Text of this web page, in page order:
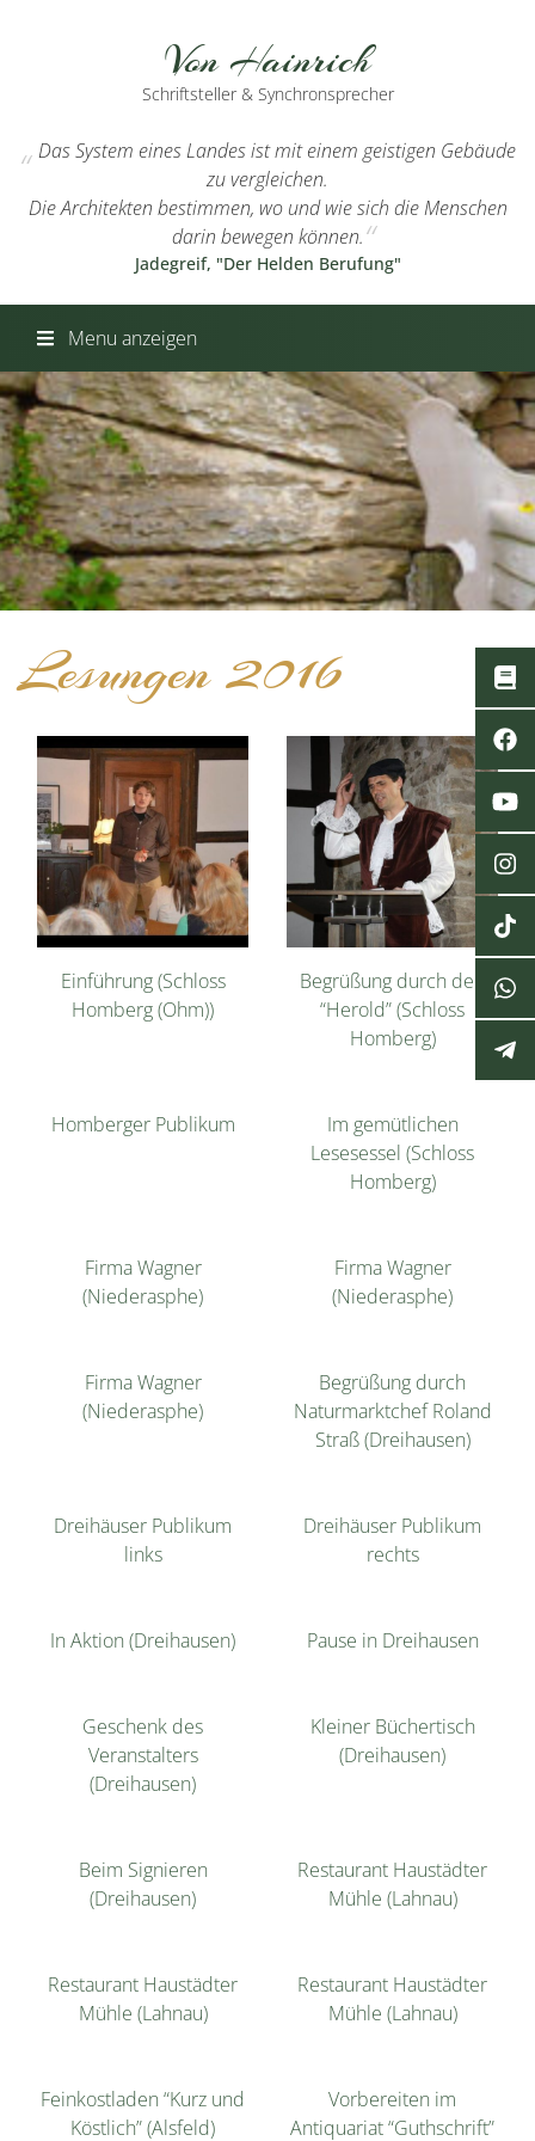
Von Hainrich
Schriftsteller & Synchronsprecher
Das System eines Landes ist mit einem geistigen Gebäude
zu vergleichen.
Die Architekten bestimmen, wo und wie sich die Menschen
darin bewegen können.
Jadegreif, "Der Helden Berufung"
Menu anzeigen
Lesungen 2016
Einführung (Schloss
Homberg (Ohm))
Begrüßung durch den
“Herold” (Schloss
Homberg)
Homberger Publikum
Im gemütlichen
Lesesessel (Schloss
Homberg)
Firma Wagner
(Niederasphe)
Firma Wagner
(Niederasphe)
Firma Wagner
(Niederasphe)
Begrüßung durch
Naturmarktchef Roland
Straß (Dreihausen)
Dreihäuser Publikum
links
Dreihäuser Publikum
rechts
In Aktion (Dreihausen) Pause in Dreihausen
Geschenk des
Veranstalters
(Dreihausen)
Kleiner Büchertisch
(Dreihausen)
Beim Signieren
(Dreihausen)
Restaurant Haustädter
Mühle (Lahnau)
Restaurant Haustädter
Mühle (Lahnau)
Restaurant Haustädter
Mühle (Lahnau)
Feinkostladen “Kurz und
Köstlich” (Alsfeld)
Vorbereiten im
Antiquariat “Guthschrift”